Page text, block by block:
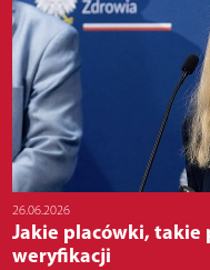
26.06.2026
Jakie placówki, takie
weryfikacji